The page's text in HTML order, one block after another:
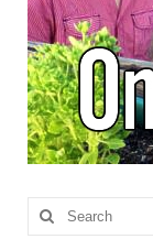
Search
for: